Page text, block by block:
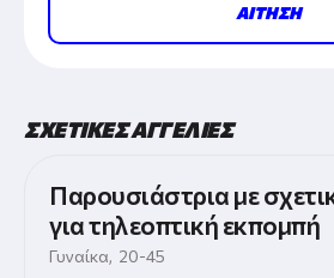
ΑΙΤΗΣΗ
ΣΧΕΤΙΚΕΣ ΑΓΓΕΛΙΕΣ
Παρουσιάστρια με
για τηλεοπτική εκπομπή
Γυναίκα, 20-45